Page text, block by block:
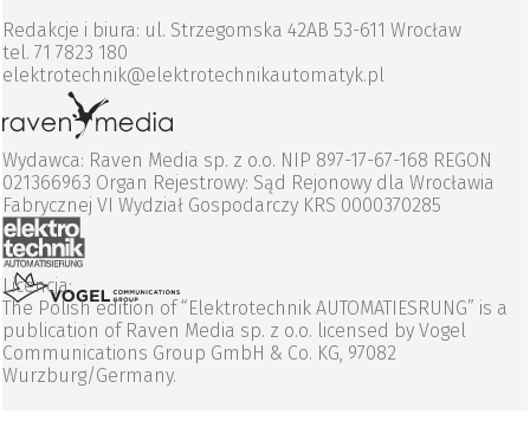
Redakcje i biura: ul. Strzegomska 42AB 53-611 Wrocław
tel. 71 7823 180
elektrotechnik@elektrotechnikautomatyk.pl
Wydawca: Raven Media sp. z o.o. NIP 897-17-67-168 REGON
021366963 Organ Rejestrowy: Sąd Rejonowy dla Wrocławia
Fabrycznej VI Wydział Gospodarczy KRS 0000370285
Licencja:
The Polish edition of “Elektrotechnik AUTOMATIESRUNG” is a
publication of Raven Media sp. z o.o. licensed by Vogel
Communications Group GmbH & Co. KG, 97082
Wurzburg/Germany.